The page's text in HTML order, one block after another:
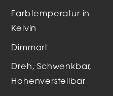
Farbtemperatur in
Kelvin
Dimmart
Dreh, Schwenkbar,
Hohenverstellbar